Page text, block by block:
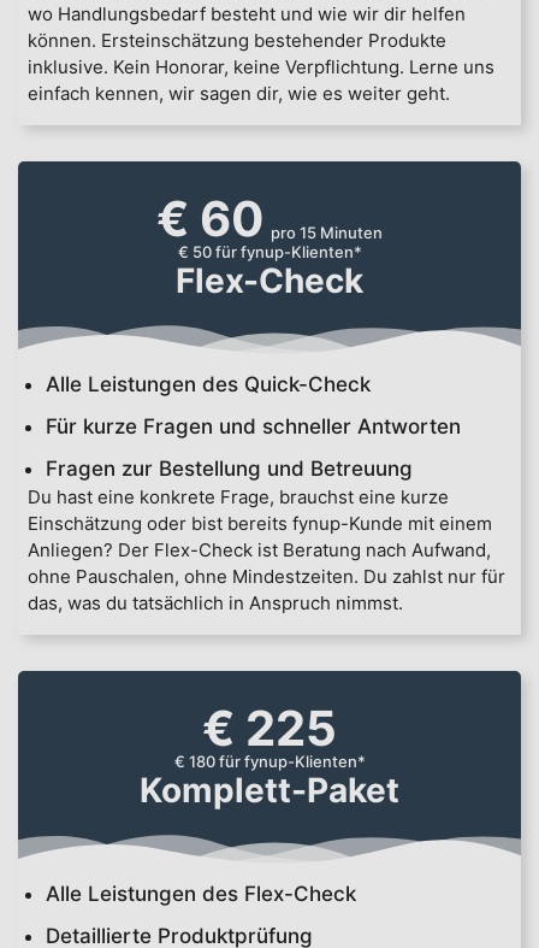
wo Handlungsbedarf besteht und wie wir dir helfen
können. Ersteinschätzung bestehender Produkte
inklusive. Kein Honorar, keine Verpflichtung. Lerne uns
einfach kennen, wir sagen dir, wie es weiter geht.
€ 60 pro 15 Minuten
€ 50 für fynup-Klienten*
Flex-Check
Alle Leistungen des Quick-Check
Für kurze Fragen und schneller Antworten
Fragen zur Bestellung und Betreuung
Du hast eine konkrete Frage, brauchst eine kurze
Einschätzung oder bist bereits fynup-Kunde mit einem
Anliegen? Der Flex-Check ist Beratung nach Aufwand,
ohne Pauschalen, ohne Mindestzeiten. Du zahlst nur für
das, was du tatsächlich in Anspruch nimmst.
€ 225
€ 180 für fynup-Klienten*
Komplett-Paket
Alle Leistungen des Flex-Check
Detaillierte Produktprüfung